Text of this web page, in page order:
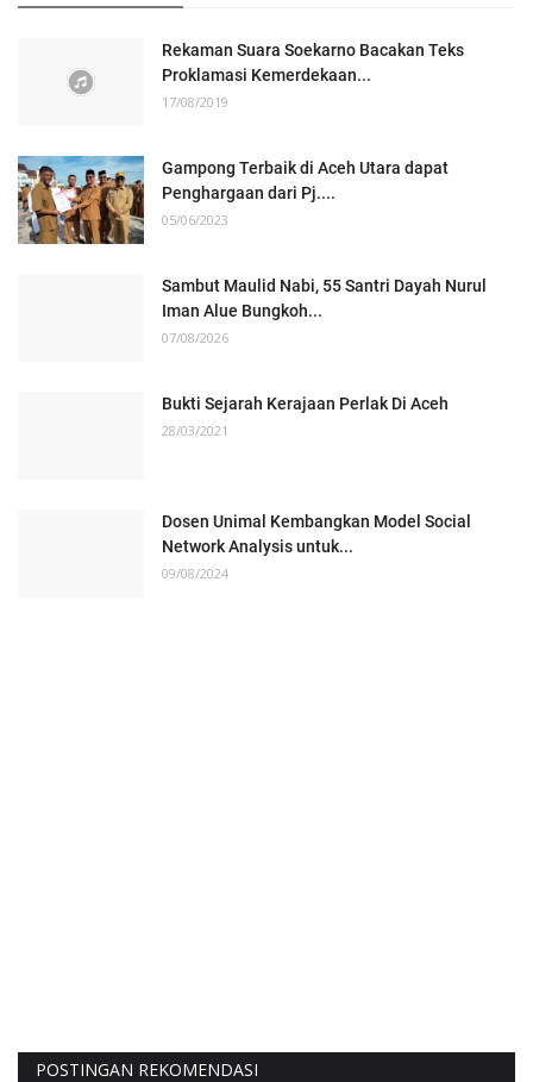
Rekaman Suara Soekarno Bacakan Teks
Proklamasi Kemerdekaan...
17/08/2019
Gampong Terbaik di Aceh Utara dapat
Penghargaan dari Pj....
05/06/2023
Sambut Maulid Nabi, 55 Santri Dayah Nurul
Iman Alue Bungkoh...
07/08/2026
Bukti Sejarah Kerajaan Perlak Di Aceh
28/03/2021
Dosen Unimal Kembangkan Model Social
Network Analysis untuk...
09/08/2024
POSTINGAN REKOMENDASI